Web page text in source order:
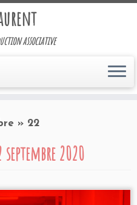
associative
» 22
septembre 2020